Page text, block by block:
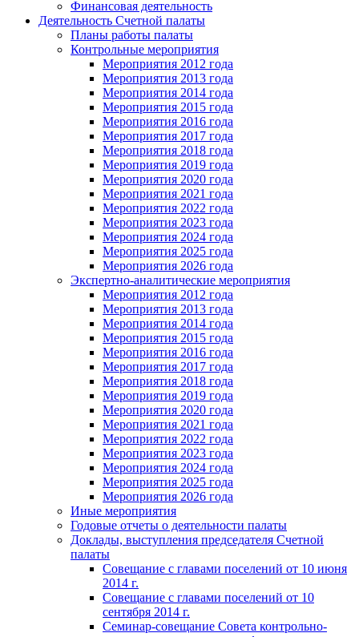
Финансовая деятельность
Деятельность Счетной палаты
Планы работы палаты
Контрольные мероприятия
Мероприятия 2012 года
Мероприятия 2013 года
Мероприятия 2014 года
Мероприятия 2015 года
Мероприятия 2016 года
Мероприятия 2017 года
Мероприятия 2018 года
Мероприятия 2019 года
Мероприятия 2020 года
Мероприятия 2021 года
Мероприятия 2022 года
Мероприятия 2023 года
Мероприятия 2024 года
Мероприятия 2025 года
Мероприятия 2026 года
Экспертно-аналитические мероприятия
Мероприятия 2012 года
Мероприятия 2013 года
Мероприятия 2014 года
Мероприятия 2015 года
Мероприятия 2016 года
Мероприятия 2017 года
Мероприятия 2018 года
Мероприятия 2019 года
Мероприятия 2020 года
Мероприятия 2021 года
Мероприятия 2022 года
Мероприятия 2023 года
Мероприятия 2024 года
Мероприятия 2025 года
Мероприятия 2026 года
Иные мероприятия
Годовые отчеты о деятельности палаты
Доклады, выступления председателя Счетной
палаты
Совещание с главами поселений от 10 июня
2014 г.
Совещание с главами поселений от 10
сентября 2014 г.
Семинар-совещание Совета контрольно-